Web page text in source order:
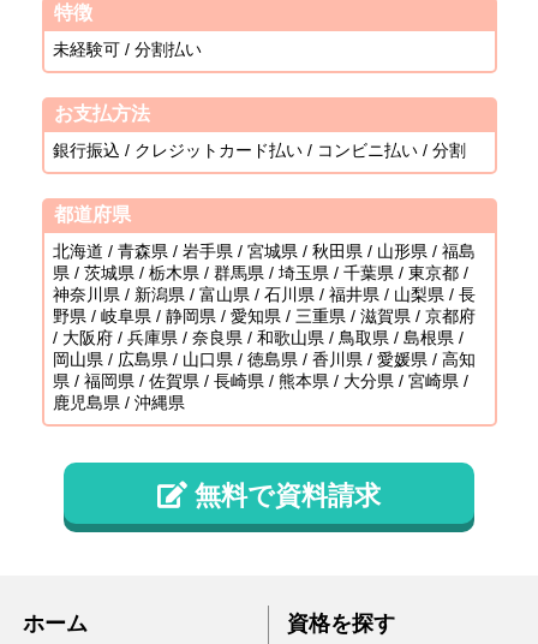
特徴
未経験可 / 分割払い
お支払方法
銀行振込 / クレジットカード払い / コンビニ払い / 分割
都道府県
北海道 / 青森県 / 岩手県 / 宮城県 / 秋田県 / 山形県 / 福島
県 / 茨城県 / 栃木県 / 群馬県 / 埼玉県 / 千葉県 / 東京都 /
神奈川県 / 新潟県 / 富山県 / 石川県 / 福井県 / 山梨県 / 長
野県 / 岐阜県 / 静岡県 / 愛知県 / 三重県 / 滋賀県 / 京都府
/ 大阪府 / 兵庫県 / 奈良県 / 和歌山県 / 鳥取県 / 島根県 /
岡山県 / 広島県 / 山口県 / 徳島県 / 香川県 / 愛媛県 / 高知
県 / 福岡県 / 佐賀県 / 長崎県 / 熊本県 / 大分県 / 宮崎県 /
鹿児島県 / 沖縄県
無料で資料請求
ホーム 資格を探す